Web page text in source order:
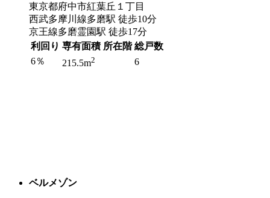
東京都府中市紅葉丘１丁目
西武多摩川線多磨駅 徒歩10分
京王線多磨霊園駅 徒歩17分
利回り 専有面積 所在階 総戸数
6％
215.5m2 6
ベルメゾン